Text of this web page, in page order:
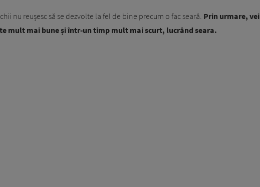
nu reușesc să se dezvolte la fel de bine precum o fac seară. Prin urmare, vei
mult mai bune și într-un timp mult mai scurt, lucrând seara.